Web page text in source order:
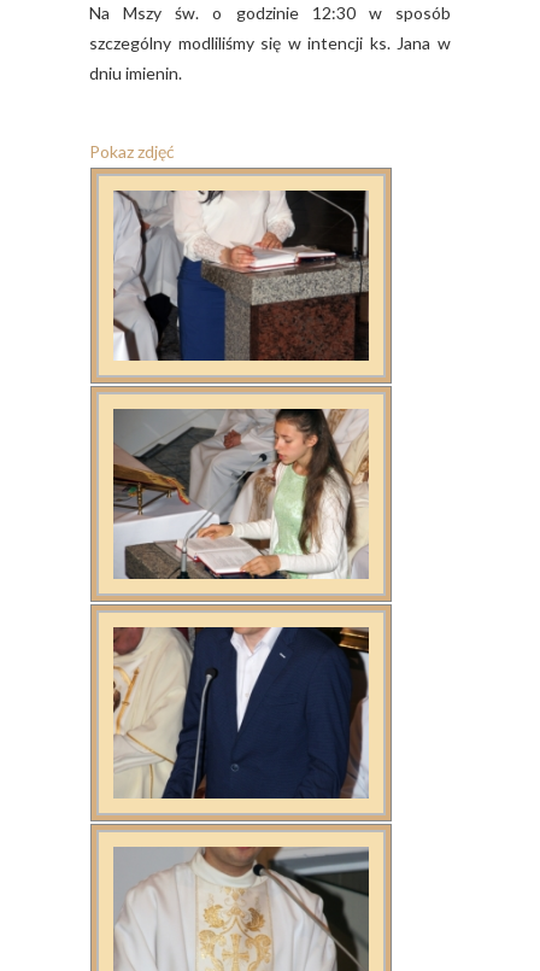
Na Mszy św. o godzinie 12:30 w sposób
szczególny modliliśmy się w intencji ks. Jana w
dniu imienin.
Pokaz zdjęć